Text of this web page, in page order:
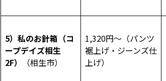
5）私のお針箱（コ
ープデイズ相生
2F）
（相生市）
1,320円～（パンツ
裾上げ・ジーンズ仕
上げ）